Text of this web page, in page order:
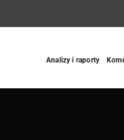
Analizy i raporty